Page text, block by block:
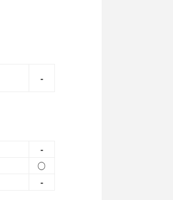
-
-
○
-